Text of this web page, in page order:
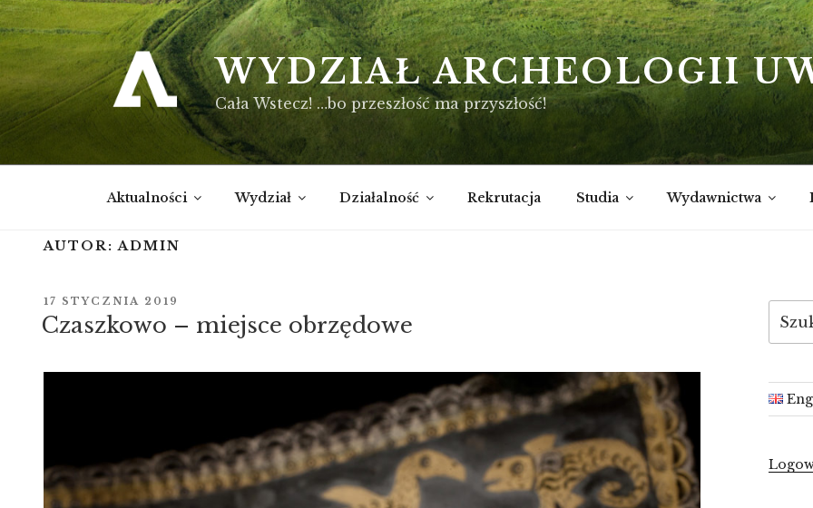
Przejdź
do
treści
WYDZIAŁ ARCHEOLOGII
Cała Wstecz! …bo przeszłość ma przyszłość!
Aktualności Wydział Działalność Rekrutacja Studia Wydawnictwa
AUTOR:ADMIN
OPUBLIKOWANE
W
17 STYCZNIA 2019
Czaszkowo – miejsce obrzędowe